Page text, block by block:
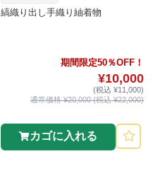
縞織り出し手織り紬着物
期間限定50％OFF！
¥10,000
(税込 ¥11,000)
通常価格 ¥20,000 (税込 ¥22,000)
カゴに入れる